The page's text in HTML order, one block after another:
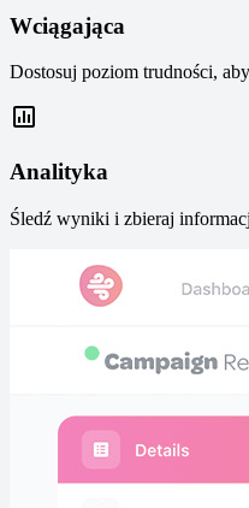
Wciągająca
Dostosuj poziom trudności,
Analityka
Śledź wyniki i zbieraj